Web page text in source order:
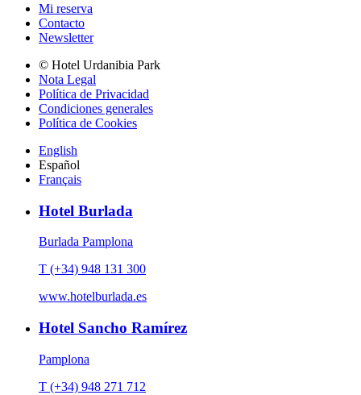
Mi reserva
Contacto
Newsletter
© Hotel Urdanibia Park
Nota Legal
Política de Privacidad
Condiciones generales
Política de Cookies
English
Español
Français
Hotel Burlada
Burlada Pamplona
T (+34) 948 131 300
www.hotelburlada.es
Hotel Sancho Ramírez
Pamplona
T (+34) 948 271 712